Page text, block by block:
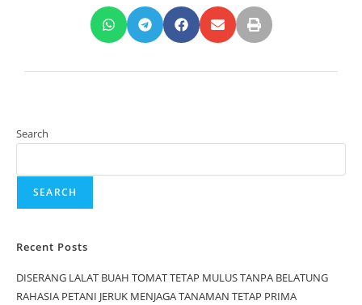
Search
SEARCH
Recent Posts
DISERANG LALAT BUAH TOMAT TETAP MULUS TANPA BELATUNG
RAHASIA PETANI JERUK MENJAGA TANAMAN TETAP PRIMA